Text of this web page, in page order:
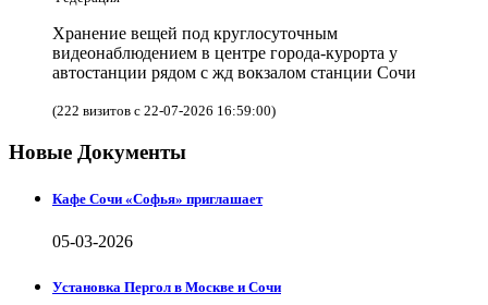
Хранение вещей под круглосуточным
видеонаблюдением в центре города-курорта у
автостанции рядом с жд вокзалом станции Сочи
(222 визитов с 22-07-2026 16:59:00)
Новые Документы
Кафе Сочи «Софья» приглашает
05-03-2026
Установка Пергол в Москве и Сочи